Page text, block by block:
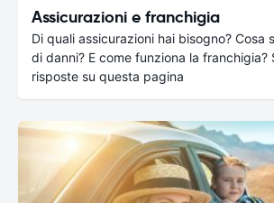
Assicurazioni e franchigia
Di quali assicurazioni hai bisogno? Cosa
di danni? E come funziona la franchigia?
risposte su questa pagina